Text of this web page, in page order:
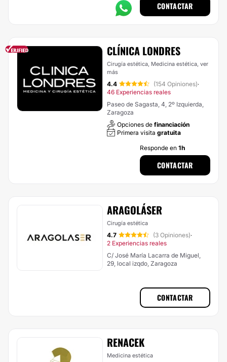
CONTACTAR
CLÍNICA LONDRES
Cirugía estética, Medicina estética, ver
más
4.4 (154 Opiniones)·
46 Experiencias reales
Paseo de Sagasta, 4, 2º Izquierda,
Zaragoza
Opciones de financiación
Primera visita gratuita
Responde en 1h
CONTACTAR
ARAGOLÁSER
Cirugía estética
4.7 (3 Opiniones)·
2 Experiencias reales
C/ José María Lacarra de Miguel,
29, local izqdo, Zaragoza
CONTACTAR
RENACEK
Medicina estética